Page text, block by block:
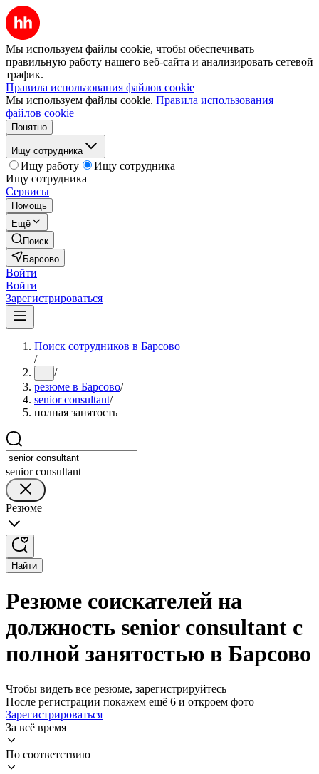
Мы используем файлы cookie, чтобы обеспечивать
правильную работу нашего веб-сайта и анализировать сетевой
трафик.
Правила использования файлов cookie
Мы используем файлы cookie. Правила использования
файлов cookie
Понятно
Ищу сотрудника
Ищу работу
Ищу сотрудника
Ищу сотрудника
Сервисы
Помощь
Ещё
Поиск
Барсово
Войти
Войти
Зарегистрироваться
Поиск сотрудников в Барсово
/
... /
резюме в Барсово/
senior consultant/
полная занятость
senior consultant
Резюме
Найти
Резюме соискателей на
должность senior consultant с
полной занятостью в Барсово
Чтобы видеть все резюме, зарегистрируйтесь
После регистрации покажем ещё 6 и откроем фото
Зарегистрироваться
За всё время
По соответствию